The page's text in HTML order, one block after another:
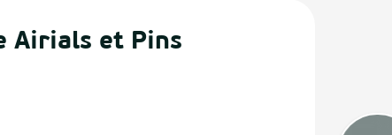
Airials et Pins